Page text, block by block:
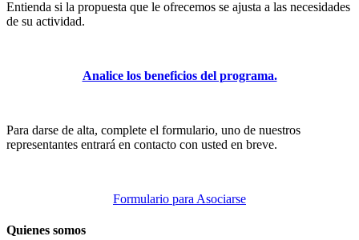
Entienda si la propuesta que le ofrecemos se ajusta a las necesidades
de su actividad.
Analice los beneficios del programa.
Para darse de alta, complete el formulario, uno de nuestros
representantes entrará en contacto con usted en breve.
Formulario para Asociarse
Quienes somos